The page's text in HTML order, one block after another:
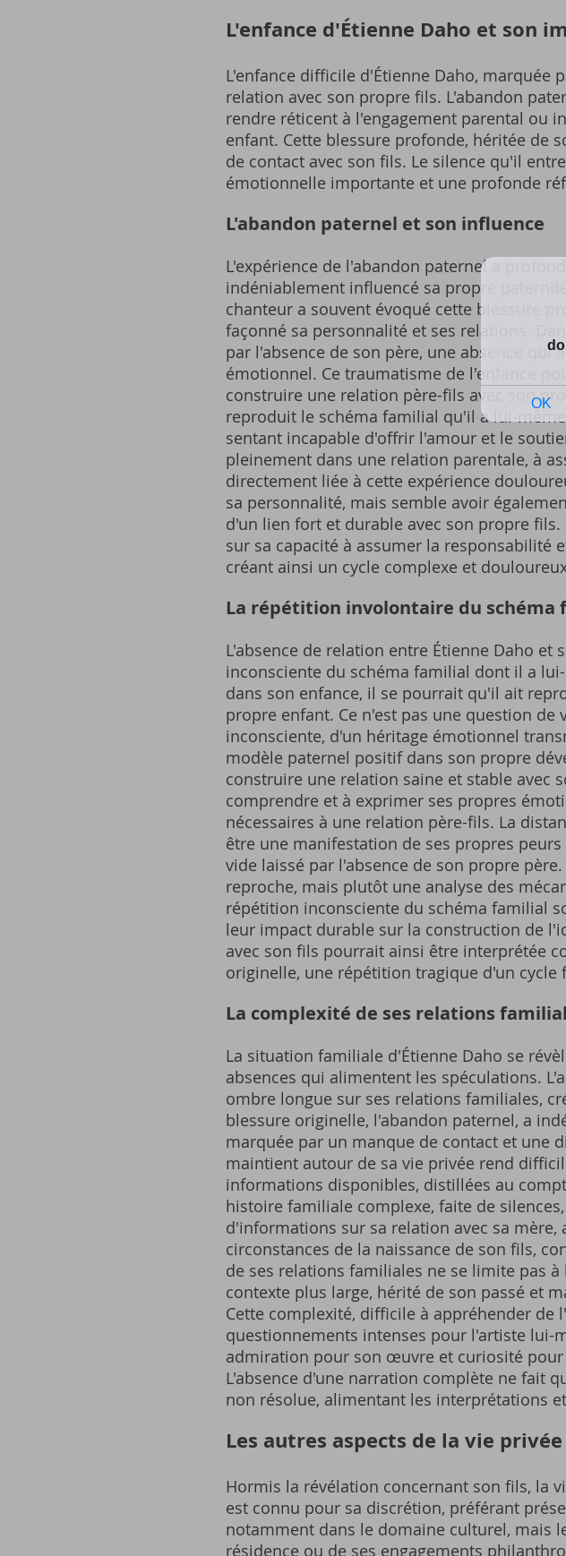
L'enfance d'Étienne Daho et son
L'enfance difficile d'Étienne Daho, marquée
relation avec son propre fils. L'abandon
rendre réticent à l'engagement parental ou
enfant. Cette blessure profonde, héritée de
de contact avec son fils. Le silence qu'il
émotionnelle importante et une profonde
L'abandon paternel et son influence
L'expérience de l'abandon paternel a
indéniablement influencé sa propre
chanteur a souvent évoqué cette blessure
façonné sa personnalité et ses relations.
par l'absence de son père, une absence
émotionnel. Ce traumatisme de l'enfance
construire une relation père-fils avec son
reproduit le schéma familial qu'il a lui-
sentant incapable d'offrir l'amour et le
pleinement dans une relation parentale, à
directement liée à cette expérience
sa personnalité, mais semble avoir
d'un lien fort et durable avec son propre
sur sa capacité à assumer la responsabilité
créant ainsi un cycle complexe et
La répétition involontaire du schéma
L'absence de relation entre Étienne Daho
inconsciente du schéma familial dont il a
dans son enfance, il se pourrait qu'il ait
propre enfant. Ce n'est pas une question
inconsciente, d'un héritage émotionnel
modèle paternel positif dans son propre
construire une relation saine et stable avec
comprendre et à exprimer ses propres
nécessaires à une relation père-fils. La
être une manifestation de ses propres
vide laissé par l'absence de son propre
reproche, mais plutôt une analyse des
répétition inconsciente du schéma familial
leur impact durable sur la construction de
avec son fils pourrait ainsi être interprétée
originelle, une répétition tragique d'un
La complexité de ses relations
La situation familiale d'Étienne Daho se
absences qui alimentent les spéculations.
ombre longue sur ses relations familiales,
blessure originelle, l'abandon paternel, a
marquée par un manque de contact et une
maintient autour de sa vie privée rend
informations disponibles, distillées au
histoire familiale complexe, faite de
d'informations sur sa relation avec sa
circonstances de la naissance de son fils,
de ses relations familiales ne se limite pas
contexte plus large, hérité de son passé et
Cette complexité, difficile à appréhender de
questionnements intenses pour l'artiste lui-
admiration pour son œuvre et curiosité
L'absence d'une narration complète ne fait
non résolue, alimentant les interprétations
Les autres aspects de la vie
Hormis la révélation concernant son fils, la
est connu pour sa discrétion, préférant
notamment dans le domaine culturel, mais
résidence ou de ses engagements